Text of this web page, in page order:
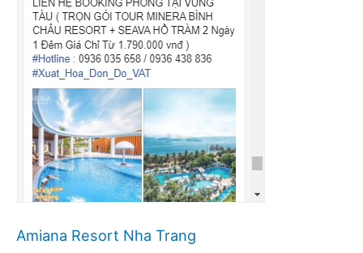
Amiana Resort Nha Trang